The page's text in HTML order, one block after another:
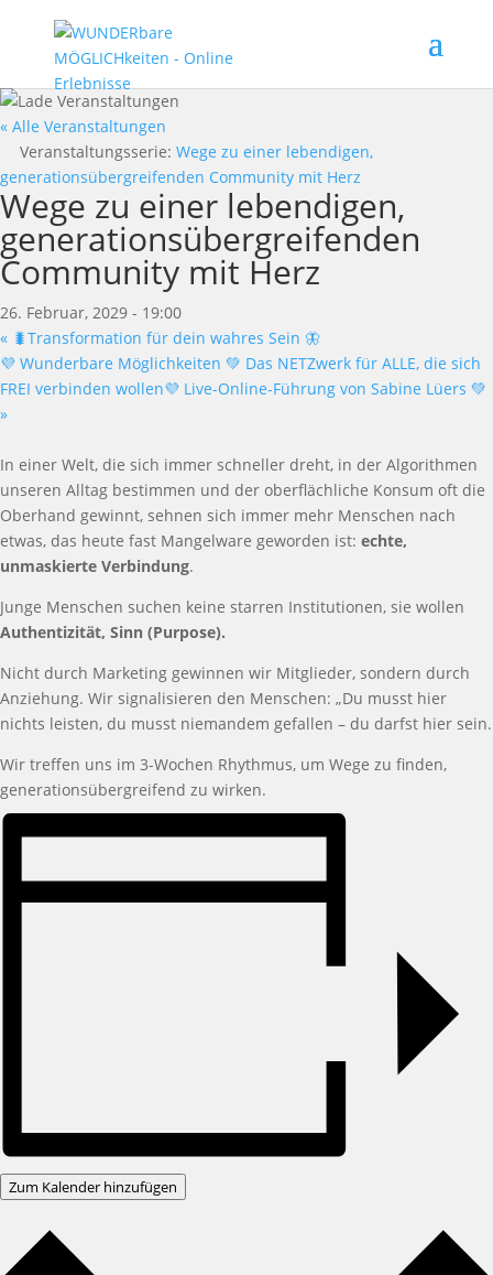
« Alle Veranstaltungen
Veranstaltungsserie: Wege zu einer lebendigen,
generationsübergreifenden Community mit Herz
Wege zu einer lebendigen,
generationsübergreifenden
Community mit Herz
26. Februar, 2029 - 19:00
« 🐛Transformation für dein wahres Sein 🦋
💜 Wunderbare Möglichkeiten 💚 Das NETZwerk für ALLE, die sich
FREI verbinden wollen💜 Live-Online-Führung von Sabine Lüers 💚
»
In einer Welt, die sich immer schneller dreht, in der Algorithmen
unseren Alltag bestimmen und der oberflächliche Konsum oft die
Oberhand gewinnt, sehnen sich immer mehr Menschen nach
etwas, das heute fast Mangelware geworden ist: echte,
unmaskierte Verbindung.
Junge Menschen suchen keine starren Institutionen, sie wollen
Authentizität, Sinn (Purpose).
Nicht durch Marketing gewinnen wir Mitglieder, sondern durch
Anziehung. Wir signalisieren den Menschen: „Du musst hier
nichts leisten, du musst niemandem gefallen – du darfst hier sein.
Wir treffen uns im 3-Wochen Rhythmus, um Wege zu finden,
generationsübergreifend zu wirken.
Zum Kalender hinzufügen